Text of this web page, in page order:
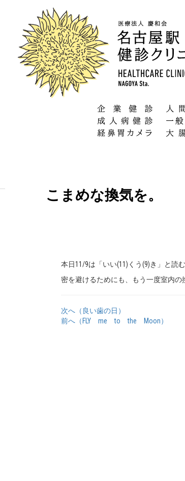
こまめな換気を。
本日11/9は「いい(11)くう(9)き」と読
密を避けるためにも、もう一度室内の
次へ（良い歯の日）
前へ（FLY me to the Moon）